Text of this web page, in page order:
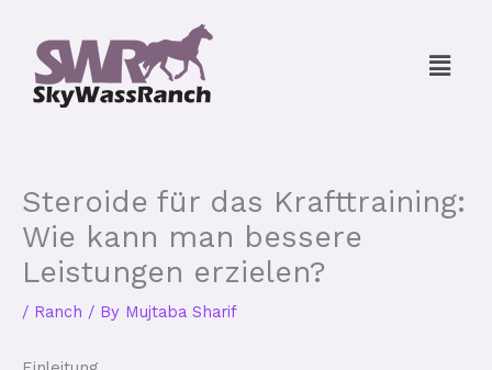
content
Menu
Steroide für das Krafttraining:
Wie kann man bessere
Leistungen erzielen?
/ Ranch / By Mujtaba Sharif